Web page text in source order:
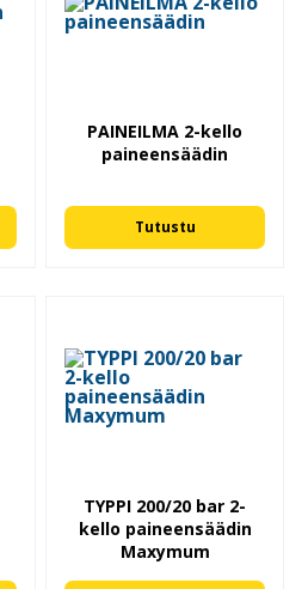
PAINEILMA 2-kello
paineensäädin
Tutustu
TYPPI 200/20 bar 2-
kello paineensäädin
Maxymum